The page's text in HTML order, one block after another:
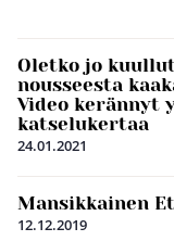
Oletko jo
nousseesta
Video kerännyt
katselukertaa
24.01.2021
Mansikkainen
12.12.2019